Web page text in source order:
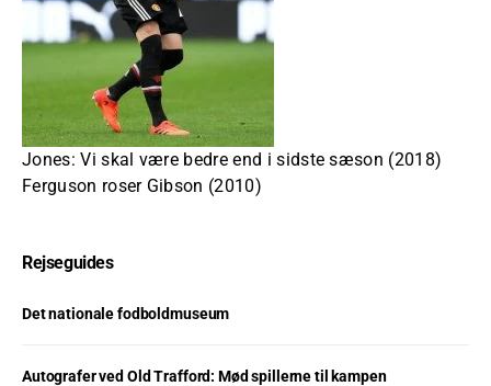
Jones: Vi skal være bedre end i sidste sæson (2018)
Ferguson roser Gibson (2010)
Rejseguides
Det nationale fodboldmuseum
Autografer ved Old Trafford: Mød spillerne til kampen